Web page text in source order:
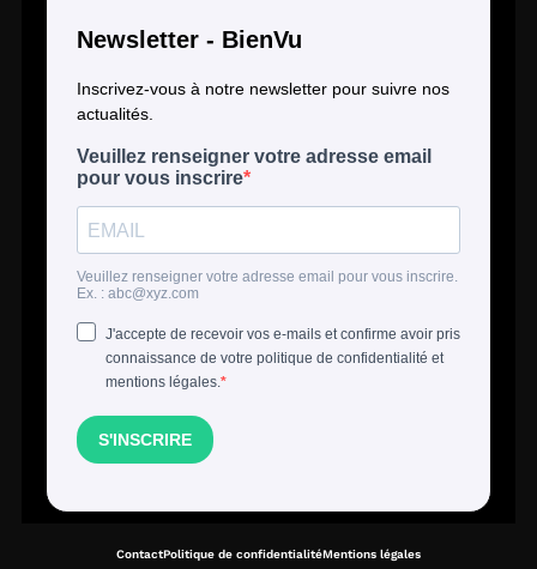
ContactPolitique de confidentialitéMentions légales